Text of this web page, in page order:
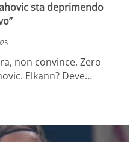
sta deprimendo
non convince. Zero
Elkann? Deve…